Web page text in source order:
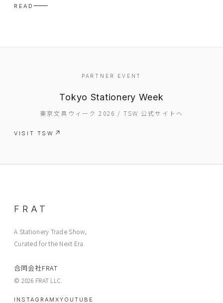
READ
PARTNER EVENT
Tokyo Stationery Week
東京文具ウィーク 2026 / TSW 公式サイトへ
VISIT TSW
FRAT
A Stationery Trade Show,
Curated for the Next Era.
合同会社FRAT
© 2026 FRAT LLC.
INSTAGRAM XYOUTUBE